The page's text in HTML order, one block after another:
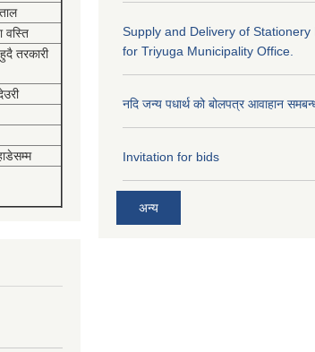
वस्ति
तरकारी
Supply and Delivery of Stationery
for Triyuga Municipality Office.
नदि जन्य पधार्थ को बोलपत्र आवाहान
Invitation for bids
अन्य